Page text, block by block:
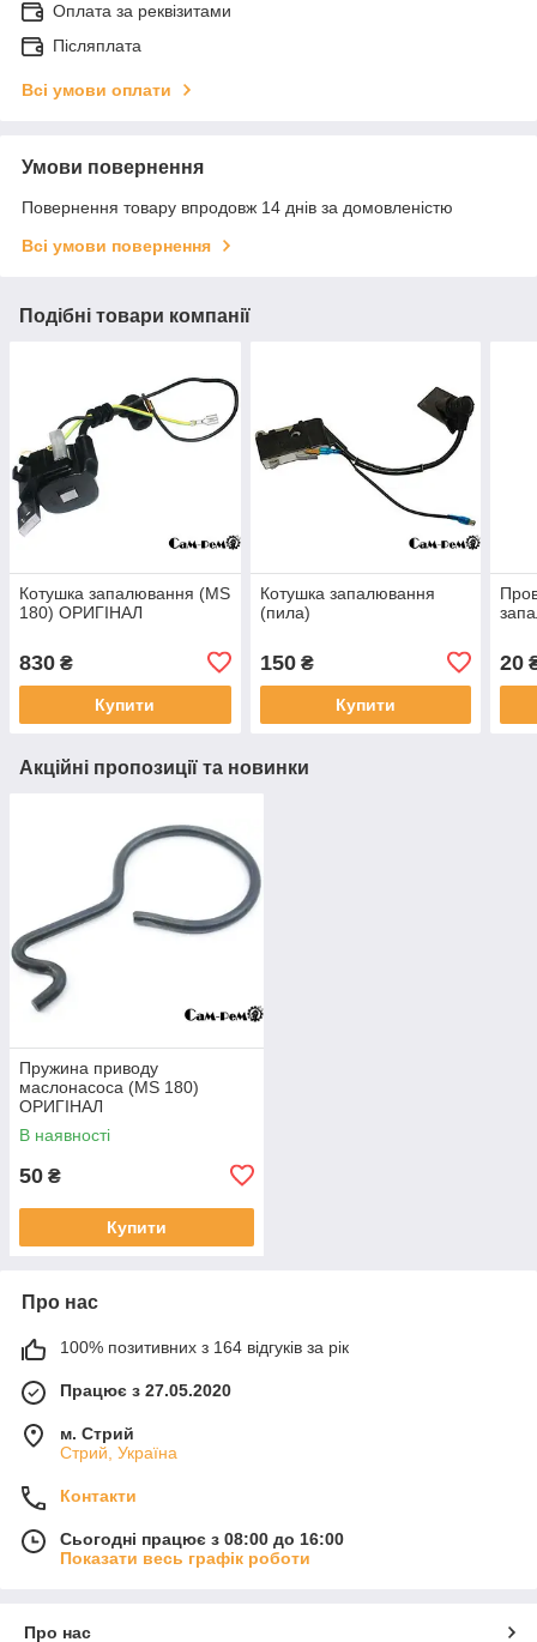
Оплата за реквізитами
Післяплата
Всі умови оплати
Умови повернення
Повернення товару впродовж 14 днів за домовленістю
Всі умови повернення
Подібні товари компанії
Котушка запалювання (MS
180) ОРИГІНАЛ
830 ₴
Купити
Котушка запалювання
(пила)
150₴
Купити
20
Акційні пропозиції та новинки
Пружина приводу
маслонасоса (MS 180)
ОРИГІНАЛ
В наявності
50 ₴
Купити
Про нас
100% позитивних з 164 відгуків за рік
Працює з 27.05.2020
м. Стрий
Стрий, Україна
Контакти
Сьогодні працює з 08:00 до 16:00
Показати весь графік роботи
Про нас